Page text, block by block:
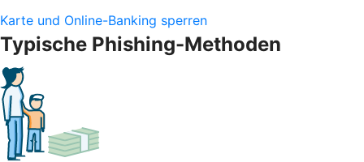
Karte und Online-Banking sperren
Typische Phishing-Methoden